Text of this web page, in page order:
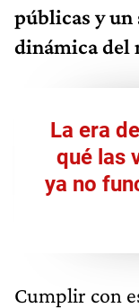
públicas y un
dinámica del
La era
qué las
ya no
Cumplir con